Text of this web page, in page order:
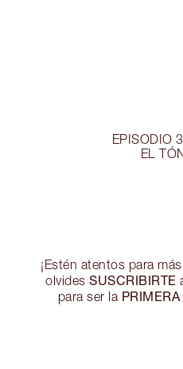
EPISODIO
EL
¡Estén atentos para
olvidesSUSCRIBIRTE
para ser la